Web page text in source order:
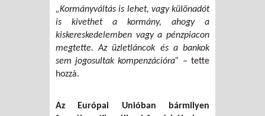
„Kormányváltás is lehet, vagy különadót
is kivethet a kormány, ahogy a
kiskereskedelemben vagy a pénzpiacon
megtette. Az üzletláncok és a bankok
sem jogosultak kompenzációra” – tette
hozzá.
Az Európai Unióban bármilyen